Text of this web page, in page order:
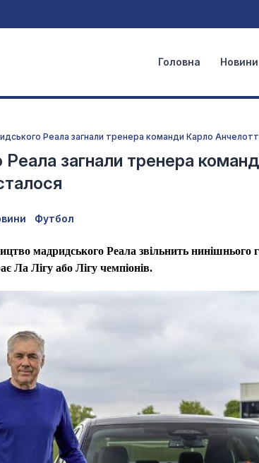
Головна Новини
Реала загнали тренера команди Карло
загнали тренера
Футбол
мадридського Реала звільнить
Ла Лігу або Лігу чемпіонів.